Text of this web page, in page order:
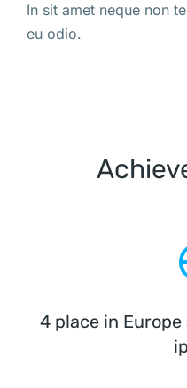
In sit amet neque non
eu odio.
4 place in